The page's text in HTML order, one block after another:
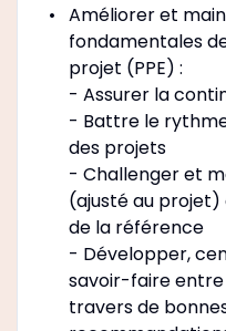
Améliorer et
fondamentales
projet (PPE) :
- Assurer la
- Battre le
des projets
- Challenger et
(ajusté au projet)
de la référence
- Développer,
savoir-faire
travers de